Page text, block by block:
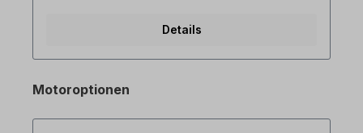
10V), 1x AO (0-10V) - Brems-Chopper bei 1.5kW
für 1 min - Programmierung mit DriveView9
Advanced! Die Standardausführung hat keine
Auszug aus spez. Funktionen: -
Details
Motoroptionen